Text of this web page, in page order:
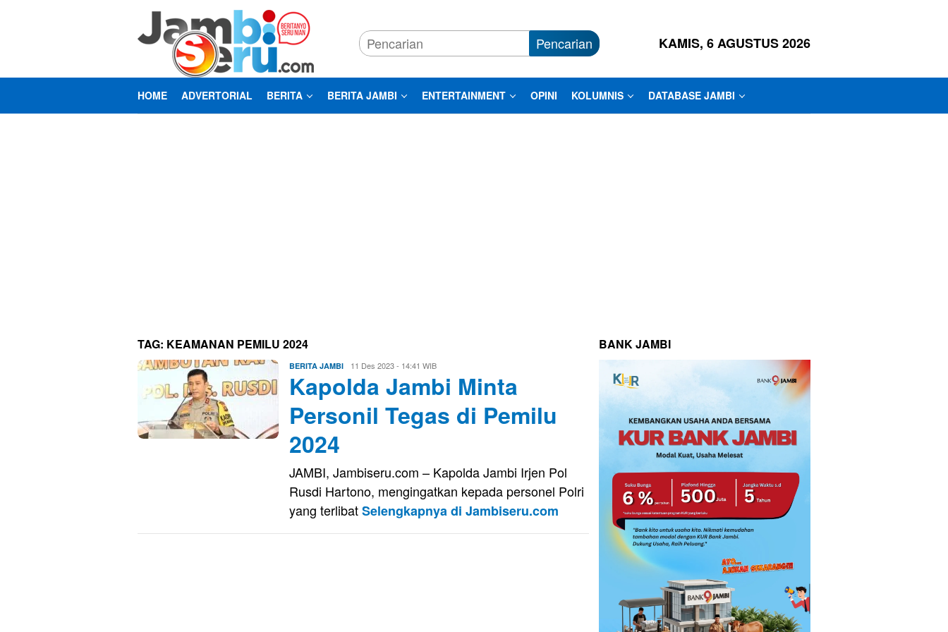
Pencarian KAMIS, 6 AGUSTUS 2026
HOME ADVERTORIAL BERITA BERITA JAMBI ENTERTAINMENT OPINI KOLUMNIS DATABASE JAMBI
TAG: KEAMANAN PEMILU 2024
BERITA JAMBI Evo
Kusnady
11 Des 2023 - 14:41 WIB
Kapolda Jambi Minta
Personil Tegas di Pemilu
2024
JAMBI, Jambiseru.com – Kapolda Jambi Irjen Pol
Rusdi Hartono, mengingatkan kepada personel Polri
yang terlibatSelengkapnya di Jambiseru.com
BANK JAMBI